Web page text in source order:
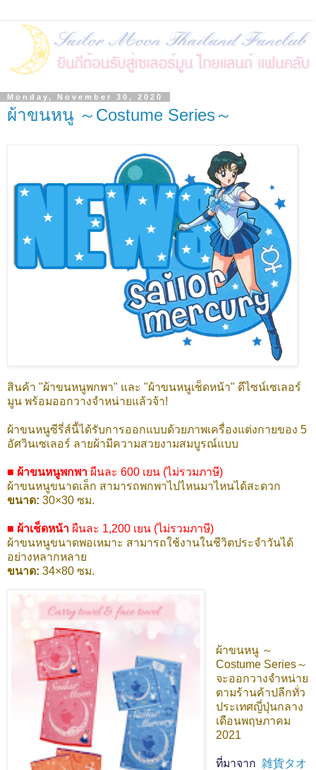
Monday, November 30, 2020
ผ้าขนหนู ～Costume Series～
สินค้า "ผ้าขนหนูพกพา" และ "ผ้าขนหนูเช็ดหน้า" ดีไซน์เซเลอร์
มูน พร้อมออกวางจำหน่ายแล้วจ้า!
ผ้าขนหนูซีรี่ส์นี้ได้รับการออกแบบด้วยภาพเครื่องแต่งกายของ 5
อัศวินเซเลอร์ ลายผ้ามีความสวยงามสมบูรณ์แบบ
■ ผ้าขนหนูพกพา ผืนละ 600 เยน (ไม่รวมภาษี)
ผ้าขนหนูขนาดเล็ก สามารถพกพาไปไหนมาไหนได้สะดวก
ขนาด: 30×30 ซม.
■ ผ้าเช็ดหน้า ผืนละ 1,200 เยน (ไม่รวมภาษี)
ผ้าขนหนูขนาดพอเหมาะ สามารถใช้งานในชีวิตประจำวันได้
อย่างหลากหลาย
ขนาด: 34×80 ซม.
ผ้าขนหนู ～
Costume Series～
จะออกวางจำหน่าย
ตามร้านค้าปลีกทั่ว
ประเทศญี่ปุ่นกลาง
เดือนพฤษภาคม
2021
ที่มาจาก 雑貨タオ